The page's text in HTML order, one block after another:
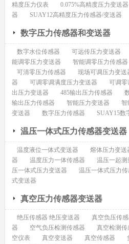
精度压力仪表
0.075%高精度压力变送器
器
SUAY12高精度压力传感器/变送器
数字压力传感器和变送器
数字水位传感器 可远传压力变送器
能调零压力变送器
智能调零压力传感器
可清零压力传感器
现场可调压力变送
器
可调零调满度压力变送器 可调零
出压力变送器
485输出压力传感器
输出压力传感器
智能压力变送器 智
变送器
数字压力传感器 SUAY15数
温压一体式压力传感器变送器
温度液位一体式变送器 熔体压力变送
器
温度压力一体传感器 温压一起测
压一体式压力变送器
温压一体式压力传
式变送器
真空压力传感器变送器
绝压传感器 绝压变送器 真空负压传
器
空气负压检测传感器 真空检测传
空仪表
真空变送器 真空传感器